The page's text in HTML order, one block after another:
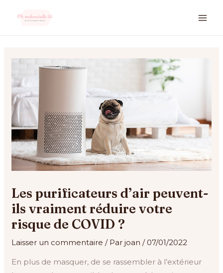
Les purificateurs d’air peuvent-
ils vraiment réduire votre
risque de COVID ?
Laisser un commentaire / Parjoan/07/01/2022
En plus de masquer, de se rassembler à l’extérieur